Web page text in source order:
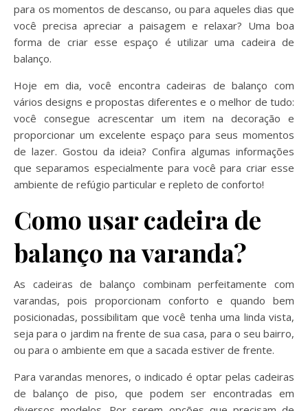
para os momentos de descanso, ou para aqueles dias que
você precisa apreciar a paisagem e relaxar? Uma boa
forma de criar esse espaço é utilizar uma cadeira de
balanço.
Hoje em dia, você encontra cadeiras de balanço com
vários designs e propostas diferentes e o melhor de tudo:
você consegue acrescentar um item na decoração e
proporcionar um excelente espaço para seus momentos
de lazer. Gostou da ideia? Confira algumas informações
que separamos especialmente para você para criar esse
ambiente de refúgio particular e repleto de conforto!
Como usar cadeira de
balanço na varanda?
As cadeiras de balanço combinam perfeitamente com
varandas, pois proporcionam conforto e quando bem
posicionadas, possibilitam que você tenha uma linda vista,
seja para o jardim na frente de sua casa, para o seu bairro,
ou para o ambiente em que a sacada estiver de frente.
Para varandas menores, o indicado é optar pelas cadeiras
de balanço de piso, que podem ser encontradas em